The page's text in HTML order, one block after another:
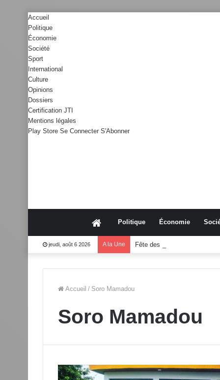
Accueil
Politique
Économie
Société
Sport
International
Culture
Opinions
Dossiers
Certification JTI
Mentions légales
Play Store Se Connecter S'Abonner
AccueilPolitique Économie
jeudi, août 6 2026 A la Une Fête des mères
Accueil / Soro Mamadou
Soro Mamadou